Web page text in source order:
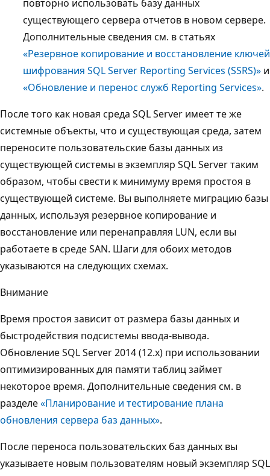
повторно использовать базу данных
существующего сервера отчетов в новом сервере.
Дополнительные сведения см. в статьях
«Резервное копирование и восстановление ключей
шифрования SQL Server Reporting Services (SSRS)» и
«Обновление и перенос служб Reporting Services».
После того как новая среда SQL Server имеет те же
системные объекты, что и существующая среда, затем
переносите пользовательские базы данных из
существующей системы в экземпляр SQL Server таким
образом, чтобы свести к минимуму время простоя в
существующей системе. Вы выполняете миграцию базы
данных, используя резервное копирование и
восстановление или перенаправляя LUN, если вы
работаете в среде SAN. Шаги для обоих методов
указываются на следующих схемах.
Внимание
Время простоя зависит от размера базы данных и
быстродействия подсистемы ввода-вывода.
Обновление SQL Server 2014 (12.x) при использовании
оптимизированных для памяти таблиц займет
некоторое время. Дополнительные сведения см. в
разделе«Планирование и тестирование плана
обновления сервера баз данных».
После переноса пользовательских баз данных вы
указываете новым пользователям новый экземпляр SQL